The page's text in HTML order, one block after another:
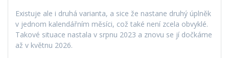
Existuje ale i druhá varianta, a sice že nastane druhý úplněk
v jednom kalendářním měsíci, což také není zcela obvyklé.
Takové situace nastala v srpnu 2023 a znovu se jí dočkáme
až v květnu 2026.